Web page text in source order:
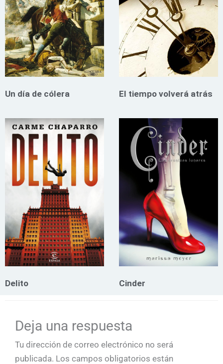
Un día de cólera El tiempo volverá atrás
Delito Cinder
Deja una respuesta
Tu dirección de correo electrónico no será
publicada. Los campos obligatorios están